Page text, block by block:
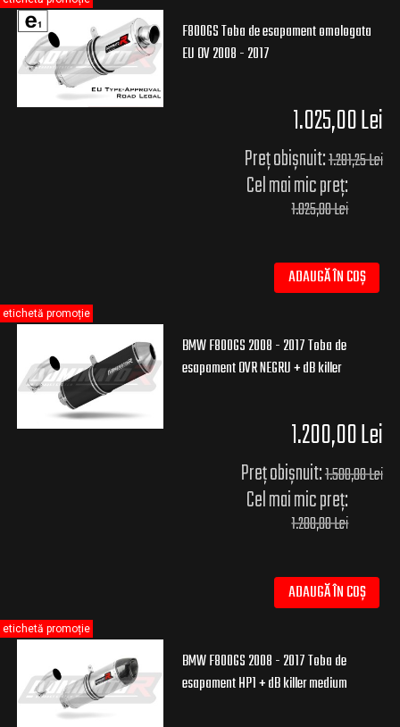
F800GS Toba de esapament omologata
EU OV 2008 - 2017
1.025,00 Lei
Preț obișnuit:1.281,25 Lei
Cel mai mic preț:
1.025,00 Lei
ADAUGĂ ÎN COȘ
BMW F800GS 2008 - 2017 Toba de
esapament OVR NEGRU + dB killer
1.200,00 Lei
Preț obișnuit:1.500,00 Lei
Cel mai mic preț:
1.200,00 Lei
ADAUGĂ ÎN COȘ
etichetă promoție
BMW F800GS 2008 - 2017 Toba de
esapament HP1 + dB killer medium
etichetă promoție